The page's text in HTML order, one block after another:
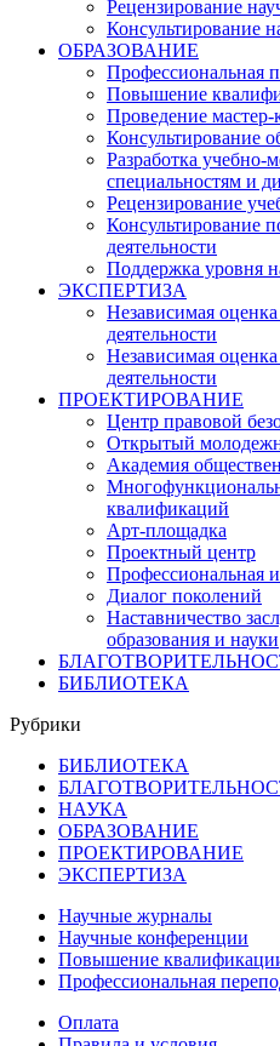
Рецензирование
Консультирование
ОБРАЗОВАНИЕ
Профессиональная
Повышение
Проведение мастер-
Консультирование
Разработка учебно-
специальностям и
Рецензирование
Консультирование
деятельности
Поддержка уровня
ЭКСПЕРТИЗА
Независимая
деятельности
Независимая оценка
деятельности
ПРОЕКТИРОВАНИЕ
Центр правовой
Открытый
Академия
квалификаций
Арт-площадка
Проектный центр
Профессиональная
Диалог поколений
Наставничество
образования и науки
БИБЛИОТЕКА
Рубрики
БИБЛИОТЕКА
НАУКА
ОБРАЗОВАНИЕ
ПРОЕКТИРОВАНИЕ
ЭКСПЕРТИЗА
Научные журналы
Научные конференции
Повышение
Профессиональная
Оплата